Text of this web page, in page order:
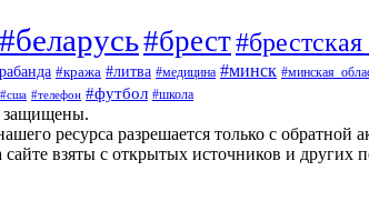
#беларусь#брест
#кража #литва #медицина #минск
#сша #телефон #футбол #школа
защищены.
ресурса разрешается только с обратной
взяты с открытых источников и других